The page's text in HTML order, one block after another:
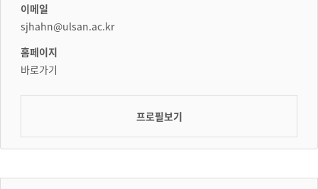
이메일
sjhahn@ulsan.ac.kr
홈페이지
바로가기
프로필보기